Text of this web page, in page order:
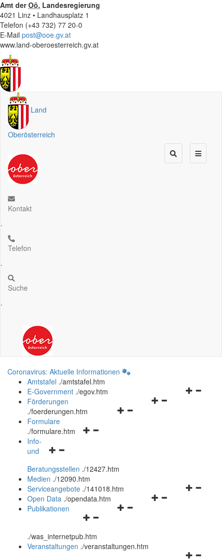
Amt derOö. Landesregierung
4021 Linz • Landhausplatz 1
Telefon (+43 732) 77 20-0
E-Mail post@ooe.gv.at
www.land-oberoesterreich.gv.at
Land
Oberösterreich
Kontakt
.
Telefon
.
Suche
.
Coronavirus: Aktuelle Informationen
Amtstafel ./amtstafel.htm
Navigationsmenü
E-Government ./egov.htm
Navigationsmenü
Förderungen
./foerderungen.htm
Navigationsmenü
Formulare
./formulare.htm
Navigationsmenü
und
schließen
Info-
und
Beratungsstellen ./12427.htm
Medien ./12090.htm
Navigationsmenü
Serviceangebote ./141018.htm
Navigationsmenü
Open Data ./opendata.htm
Navigationsmenü
und
schließen
Publikationen
./was_internetpub.htm
Veranstaltungen ./veranstaltungen.htm